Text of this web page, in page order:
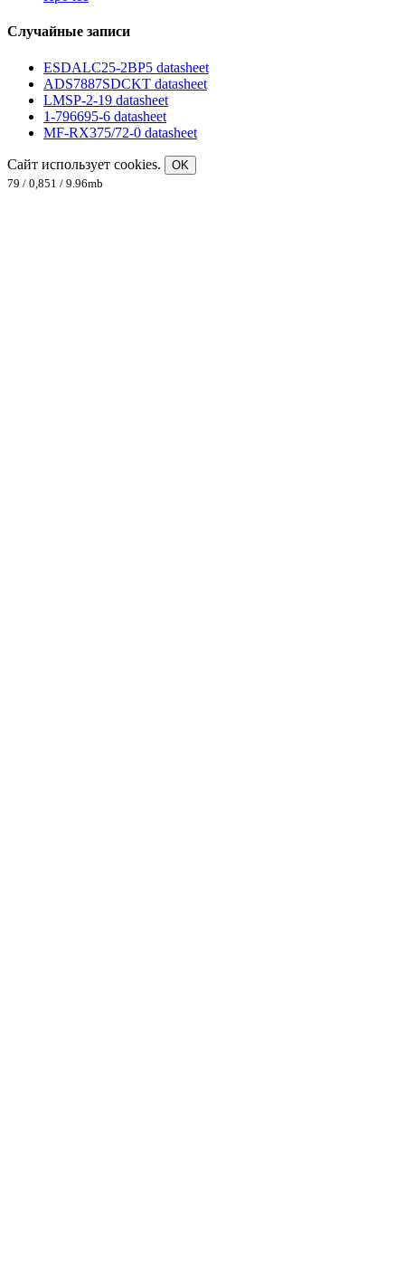
Случайные записи
ESDALC25-2BP5 datasheet
ADS7887SDCKT datasheet
LMSP-2-19 datasheet
1-796695-6 datasheet
MF-RX375/72-0 datasheet
Сайт использует cookies.
OK
79 / 0,851 / 9.96mb